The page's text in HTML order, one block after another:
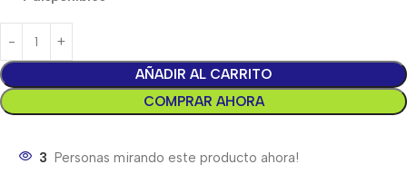
AÑADIR AL CARRITO
COMPRAR AHORA
3 Personas mirando este producto ahora!